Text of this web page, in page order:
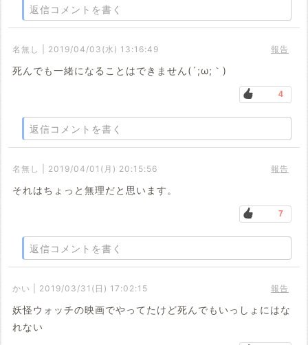
返信コメントを書く
名無し | 2019/04/03(水) 13:16:49 報告
死んでも一緒になることはできません(´;ω;｀)
4
返信コメントを書く
名無し | 2019/04/01(月) 20:15:56 報告
それはちょっと無理だと思います。
7
返信コメントを書く
かい | 2019/03/31(日) 17:02:15 報告
妖怪ウォッチの映画でやってたけど死んでもいっしょにはな
れない